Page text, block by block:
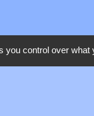
you control over what